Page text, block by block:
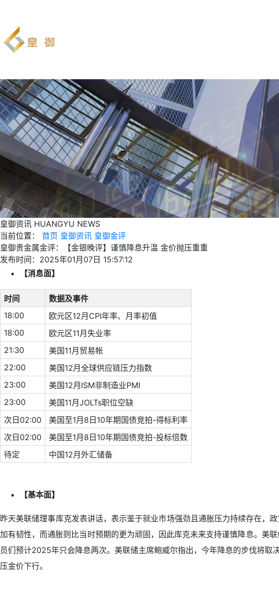
皇御资讯 HUANGYU NEWS
当前位置：
首页 皇御资讯 皇御金评
皇御贵金属金评：【金银晚评】谨慎降息升温 金价抛压重重
发布时间：2025年01月07日 15:57:12
【消息面】
时间
数据及事件
18:00
欧元区12月CPI年率、月率初值
18:00
欧元区11月失业率
21:30
美国11月贸易帐
22:00
美国12月全球供应链压力指数
23:00
美国12月ISM非制造业PMI
23:00
美国11月JOLTs职位空缺
次日02:00
美国至1月8日10年期国债竞拍-得标利率
次日02:00
美国至1月8日10年期国债竞拍-投标倍数
待定
中国12月外汇储备
【基本面】
昨天美联储理事库克发表讲话，表示鉴于就业市场强劲且通胀压力持续存在，
加有韧性，而通胀则比当时预期的更为顽固，因此库克未来支持谨慎降息。美
员们预计2025年只会降息两次。美联储主席鲍威尔指出，今年降息的步伐将
压金价下行。